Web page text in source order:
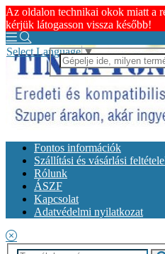
Az oldalon technikai okok miatt a
kérjük látogasson vissza később!
Select Language▼
Fontos információk
Szállítási és vásárlási
Rólunk
ÁSZF
Kapcsolat
Adatvédelmi nyilatkozat